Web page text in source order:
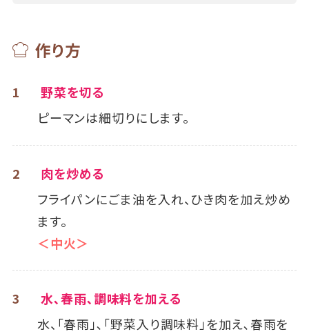
作り方
1
野菜を切る
ピーマンは細切りにします。
2
肉を炒める
フライパンにごま油を入れ、ひき肉を加え炒め
ます。
＜中火＞
3
水､春雨､調味料を加える
水、「春雨」､「野菜入り調味料」を加え､春雨を